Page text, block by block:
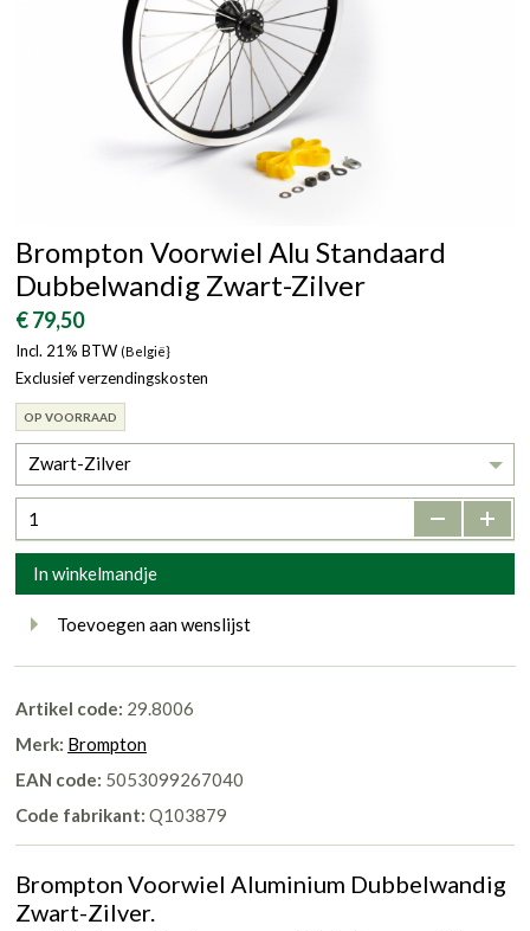
Brompton Voorwiel Alu Standaard
Dubbelwandig Zwart-Zilver
€ 79,50
Incl. 21% BTW (België}
Exclusief verzendingskosten
OP VOORRAAD
Zwart-Zilver
- +
In winkelmandje
Toevoegen aan wenslijst
Artikel code: 29.8006
Merk: Brompton
EAN code: 5053099267040
Code fabrikant: Q103879
Brompton Voorwiel Aluminium Dubbelwandig
Zwart-Zilver.